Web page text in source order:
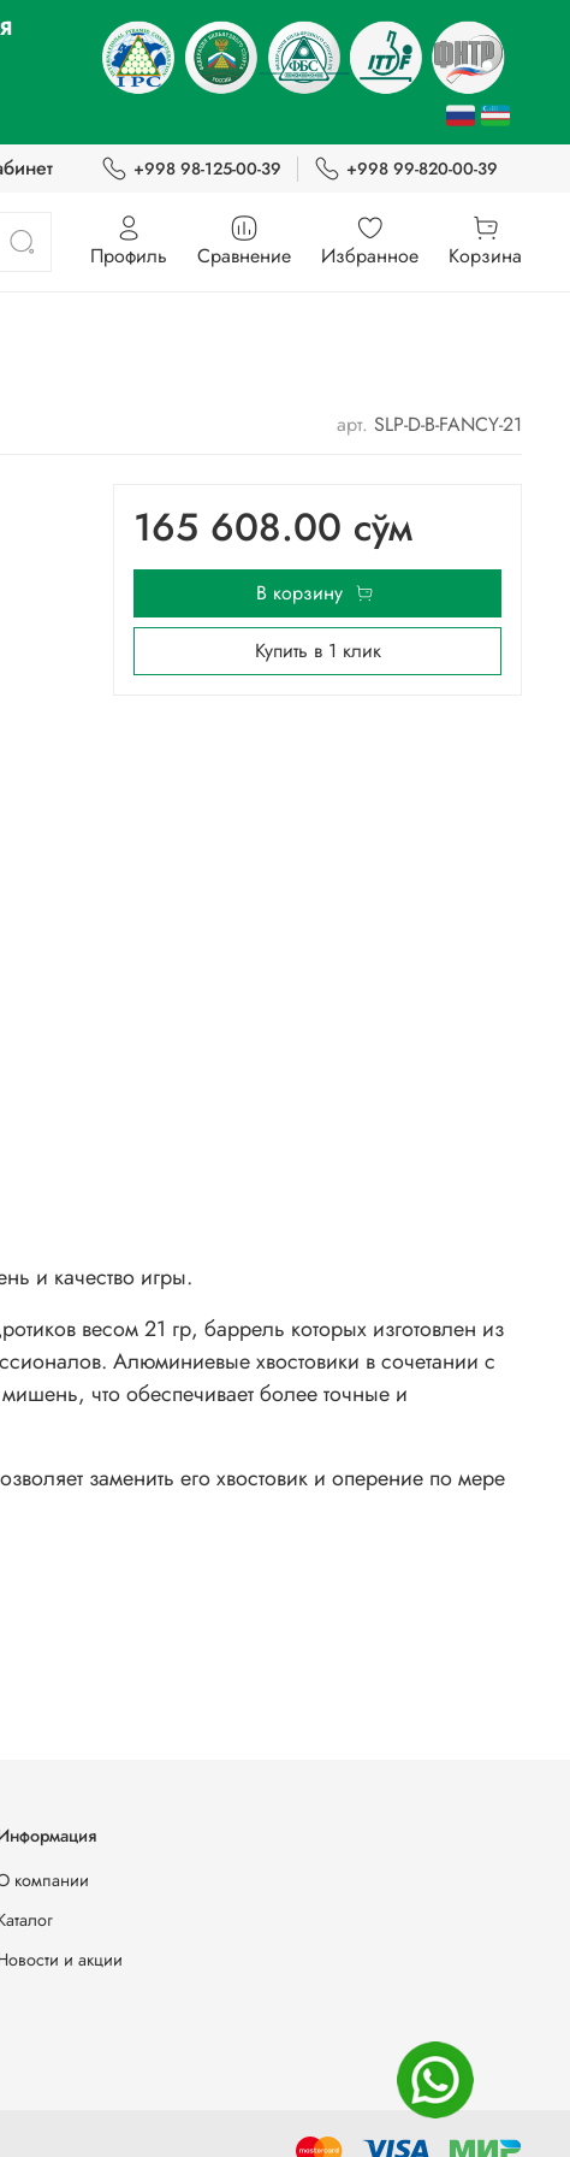
+998 98-125-00-39 +998 99-820-00-39
Профиль Сравнение Избранное Корзина
арт. SLP-D-B-FANCY-21
165 608.00 сўм
В корзину
Купить в 1 клик
и качество игры.
весом 21 гр, баррель которых изготовлен из
Алюминиевые хвостовики в сочетании с
что обеспечивает более точные и
заменить его хвостовик и оперение по мере
компании
и акции